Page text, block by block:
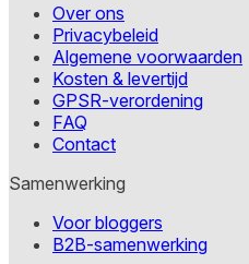
Over ons
Privacybeleid
Algemene voorwaarden
Kosten & levertijd
GPSR-verordening
FAQ
Contact
Samenwerking
Voor bloggers
B2B-samenwerking